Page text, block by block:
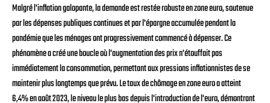
Malgré l'inflation galopante, la demande est restée robuste en zone euro, soutenue
par les dépenses publiques continues et par l'épargne accumulée pendant la
pandémie que les ménages ont progressivement commencé à dépenser. Ce
phénomène a créé une boucle où l'augmentation des prix n'étouffait pas
immédiatement la consommation, permettant aux pressions inflationnistes de se
maintenir plus longtemps que prévu. Le taux de chômage en zone euro a atteint
6,4% en août 2023, le niveau le plus bas depuis l'introduction de l'euro, démontrant